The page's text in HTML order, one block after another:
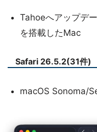
Tahoeへアップデ
を搭載したMac
Safari 26.5.2(31件)
macOS Sonoma/